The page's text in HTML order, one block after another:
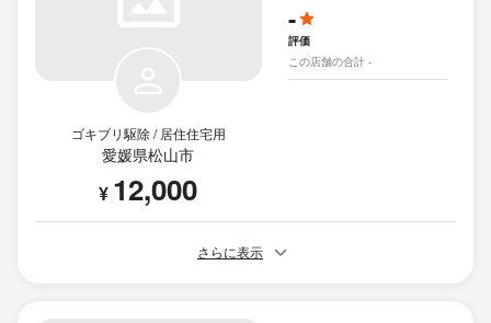
ゴキブリ駆除 / 居住住宅用
愛媛県松山市
¥ 12,000
-
評価
この店舗の合計 -
さらに表示